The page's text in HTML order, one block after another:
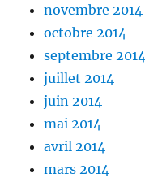
novembre 2014
octobre 2014
septembre 2014
juillet 2014
juin 2014
mai 2014
avril 2014
mars 2014